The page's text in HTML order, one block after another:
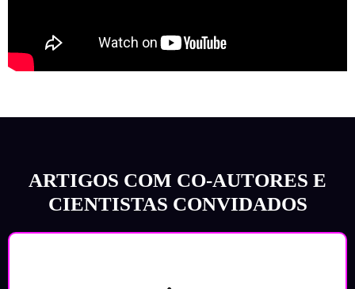
ARTIGOS COM CO-AUTORES E
CIENTISTAS CONVIDADOS